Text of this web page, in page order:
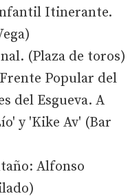
Itinerante.
(Plaza de toros)
Popular del
del Esgueva. A
y 'Kike Av' (Bar
Alfonso